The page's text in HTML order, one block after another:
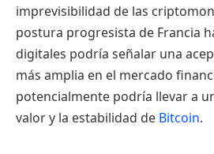
imprevisibilidad de las
postura progresista de Francia
digitales podría señalar una
más amplia en el mercado
potencialmente podría llevar a
valor y la estabilidad de Bitcoin.